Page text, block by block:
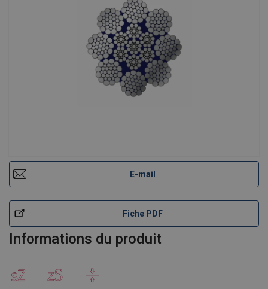
E-mail
Fiche PDF
Informations du produit